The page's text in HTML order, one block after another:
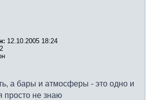
12.10.2005 18:24
а бары и атмосферы - это одно и
просто не знаю